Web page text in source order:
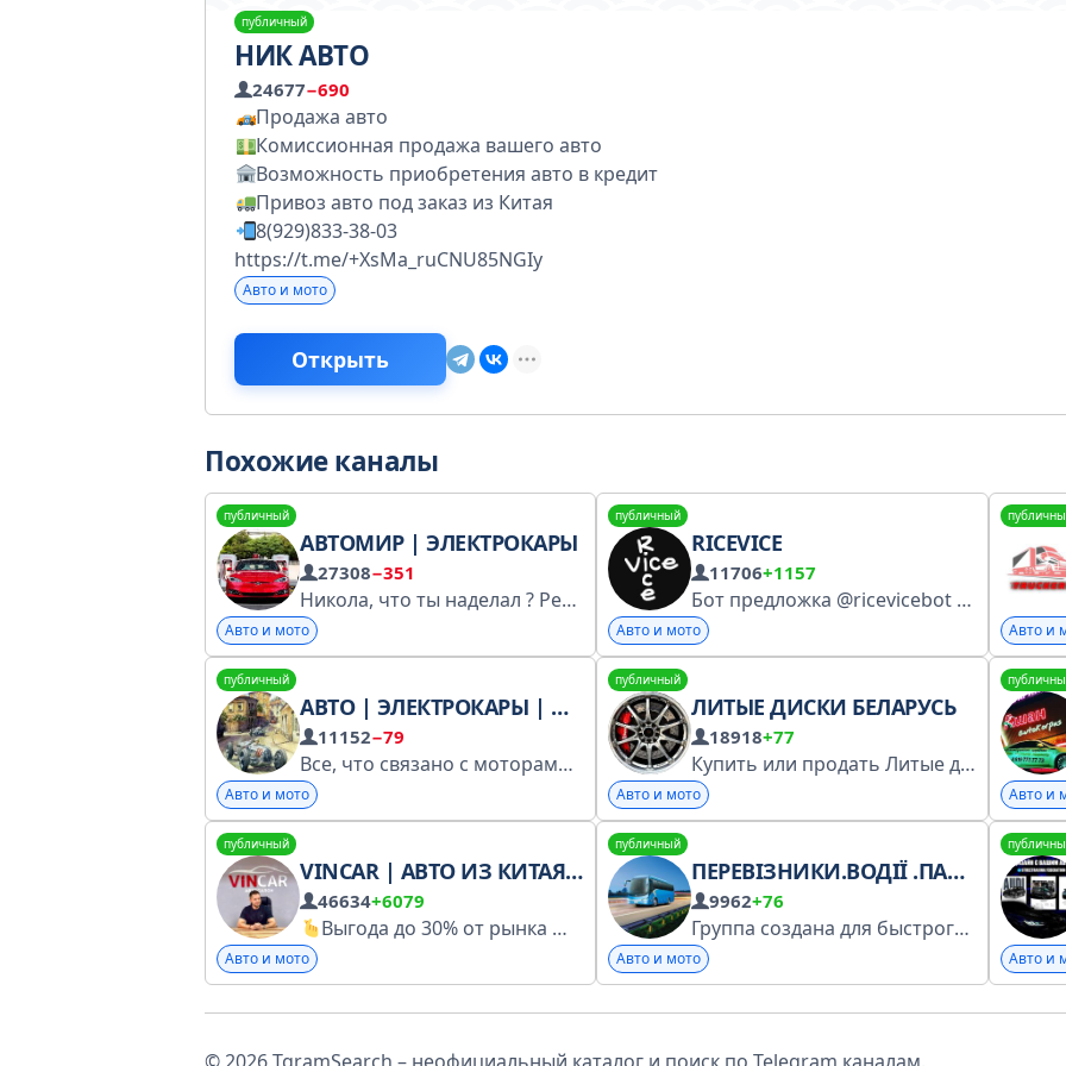
публичный
НИК АВТО
24677−690
Продажа авто
Комиссионная продажа вашего авто
Возможность приобретения авто в кредит
Привоз авто под заказ из Китая
8(929)833-38-03
https://t.me/+XsMa_ruCNU85NGIy
Авто и мото
Открыть
Похожие каналы
публичный
АВТОМИР | ЭЛЕКТРОКАРЫ
27308−351
Никола, что ты наделал ? Реклама : @Annnya_yudina Зарегистрирован в РКН: https://www.gosuslugi.ru/snet/679a4c59de33c35b5d1072c0
Авто и мото
публичный
RICEVICE
11706+1157
Бот предложка @ricevicebot Любители обсуждения надежности тридцатилетних консервных банок из под японского кумыса.
Авто и мото Авто и
публичный
АВТО | ЭЛЕКТРОКАРЫ | МОТОЦИКЛЫ
11152−79
Все, что связано с моторами По вопросам рекламы: @Dashka_Fomina Регистрация в РКН: https://www.gosuslugi.ru/snet/67a9f74da9b5ed0d81ac4b25
Авто и мото
публичный
ЛИТЫЕ ДИСКИ БЕЛАРУСЬ
18918+77
Купить или продать Литые диски - каждый день новые объявления в Минске и по всей Беларуси. Реклама
Авто и мото Авто и
публичный
VINCAR | АВТО ИЗ КИТАЯ И КОРЕИ
46634+6079
Выгода до 30% от рынка Доставка 5-45 дней Кредит Трейд Ин 🩶Более
Авто и мото
публичный
ПЕРЕВІЗНИКИ.ВОДІЇ .ПАСАЖИРИ.
9962+76
Группа создана для быстрого поиска поездки по Украине и всей Европе,приглашаем всех перевозчиков для публикации объявлений https://t.me/perevozevropa
Авто и мото Авто и